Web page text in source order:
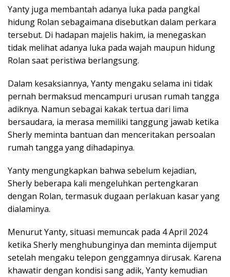
Yanty juga membantah adanya luka pada pangkal
hidung Rolan sebagaimana disebutkan dalam perkara
tersebut. Di hadapan majelis hakim, ia menegaskan
tidak melihat adanya luka pada wajah maupun hidung
Rolan saat peristiwa berlangsung.
Dalam kesaksiannya, Yanty mengaku selama ini tidak
pernah bermaksud mencampuri urusan rumah tangga
adiknya. Namun sebagai kakak tertua dari lima
bersaudara, ia merasa memiliki tanggung jawab ketika
Sherly meminta bantuan dan menceritakan persoalan
rumah tangga yang dihadapinya.
Yanty mengungkapkan bahwa sebelum kejadian,
Sherly beberapa kali mengeluhkan pertengkaran
dengan Rolan, termasuk dugaan perlakuan kasar yang
dialaminya.
Menurut Yanty, situasi memuncak pada 4 April 2024
ketika Sherly menghubunginya dan meminta dijemput
setelah mengaku telepon genggamnya dirusak. Karena
khawatir dengan kondisi sang adik, Yanty kemudian